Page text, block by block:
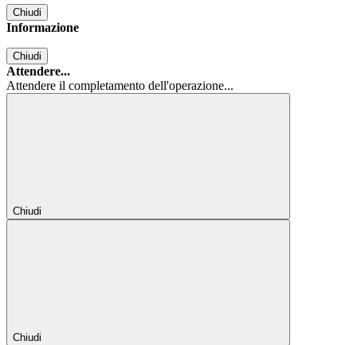
Chiudi
Informazione
Chiudi
Attendere...
Attendere il completamento dell'operazione...
Chiudi
Chiudi